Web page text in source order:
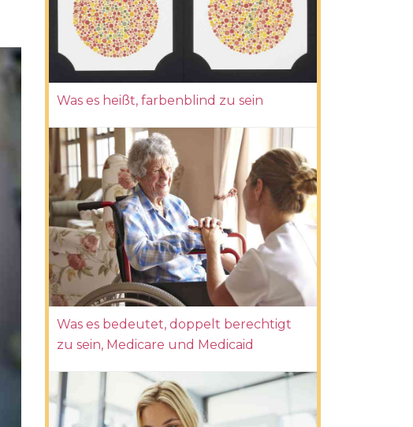
Was es heißt, farbenblind zu sein
Was es bedeutet, doppelt berechtigt
zu sein, Medicare und Medicaid